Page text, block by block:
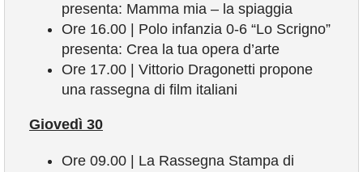
presenta: Mamma mia – la spiaggia
Ore 16.00 | Polo infanzia 0-6 “Lo Scrigno”
presenta: Crea la tua opera d’arte
Ore 17.00 | Vittorio Dragonetti propone
una rassegna di film italiani
Giovedì 30
Ore 09.00 | La Rassegna Stampa di